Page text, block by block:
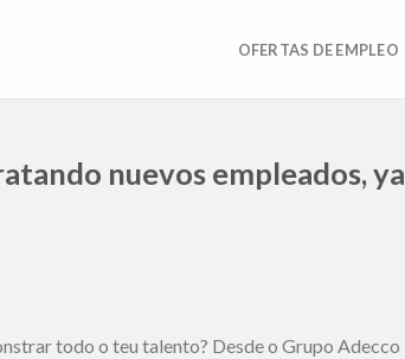
OFERTAS DE EMPLEO
nuevos empleados, ya
todo o teu talento? Desde o Grupo Adecco